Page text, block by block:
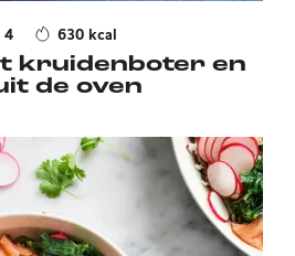
4 630 kcal
kruidenboter en
de oven